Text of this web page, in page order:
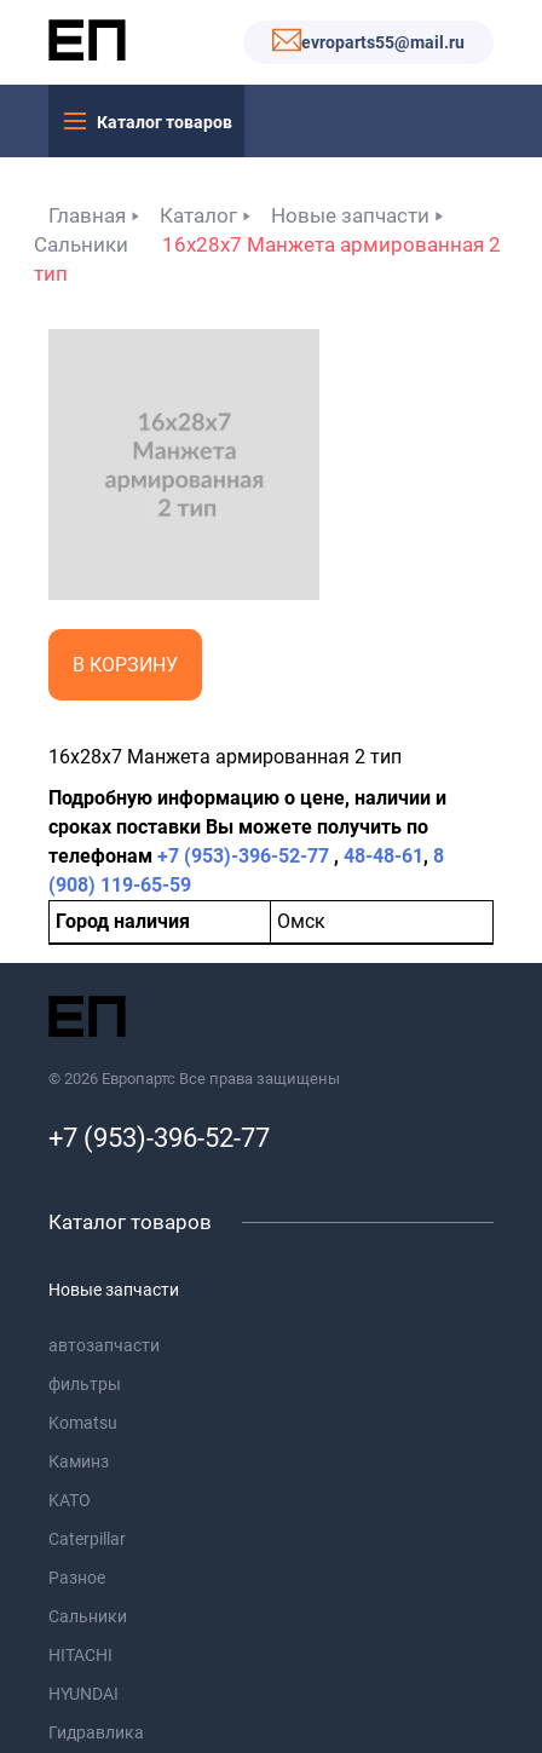
evroparts55@mail.ru
Каталог товаров
Главная Каталог
Новые запчасти
Сальники
16x28x7 Манжета армированная 2
тип
В КОРЗИНУ
16x28x7 Манжета армированная 2 тип
Подробную информацию о цене, наличии и
сроках поставки Вы можете получить по
телефонам +7 (953)-396-52-77 , 48-48-61, 8
(908) 119-65-59
Город наличия
Омск
© 2026 Европартс Все права защищены
+7 (953)-396-52-77
Каталог товаров
Новые запчасти
автозапчасти
фильтры
Komatsu
Каминз
KATO
Caterpillar
Разное
Сальники
HITACHI
HYUNDAI
Гидравлика